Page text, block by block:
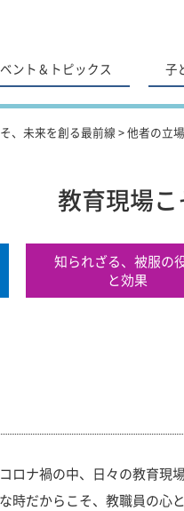
ント＆トピックス 子
、未来を創る最前線 > 他者の立
教育現場
知られざる、被服の
と効果
ロナ禍の中、日々の教育現
時だからこそ、教職員の心